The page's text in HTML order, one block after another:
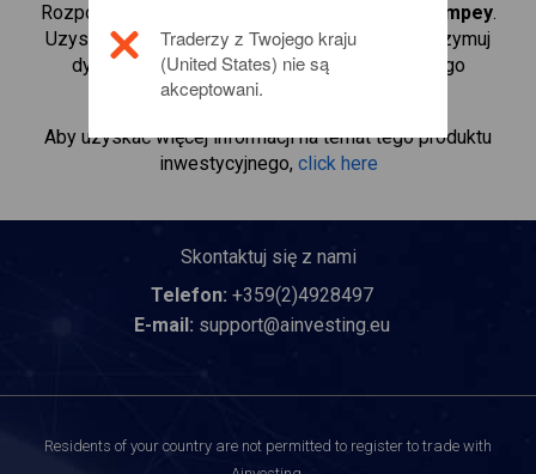
Rozpocznij handel kontraktami CFD w
Taylor Wimpey.
Uzyskaj notowania w czasie rzeczywistym i otrzymuj
dywidendy tak, jak w przypadku rzeczywistego
posiadania akcji.
Aby uzyskać więcej informacji na temat tego produktu
inwestycyjnego, click here
Skontaktuj się z nami
Telefon: +359(2)4928497
E-mail: support@ainvesting.eu
Residents of your country are not permitted to register to trade with
Traderzy z Twojego kraju
(United States) nie są
akceptowani.